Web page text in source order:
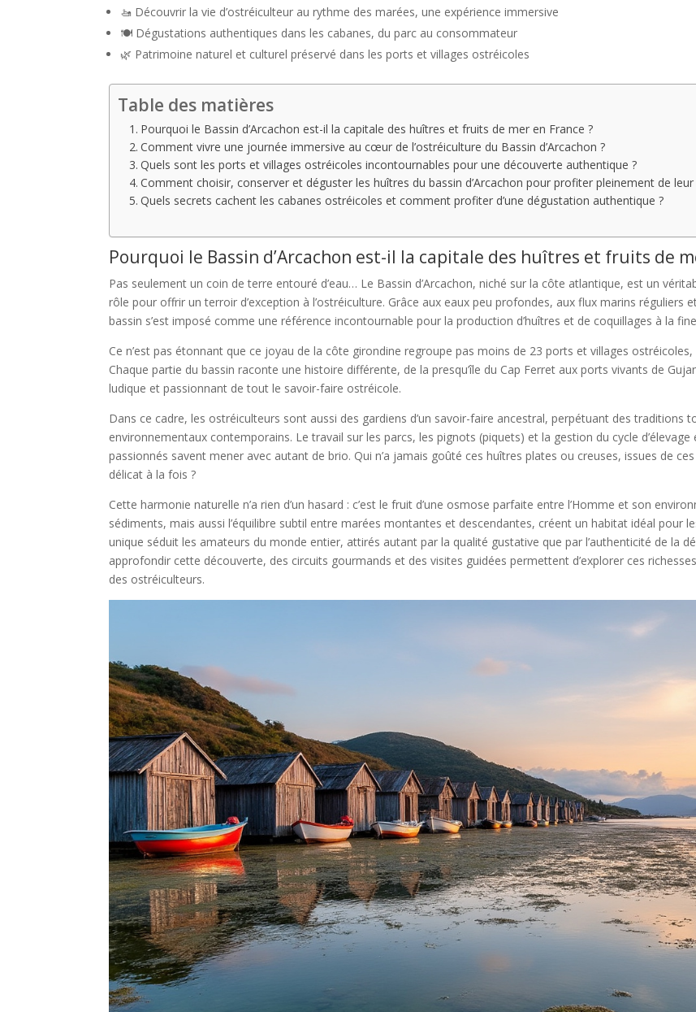
🚤 Découvrir la vie d’ostréiculteur au rythme des marées, une expérience immersive
🍽️ Dégustations authentiques dans les cabanes, du parc au consommateur
🌿 Patrimoine naturel et culturel préservé dans les ports et villages ostréicoles
Table des matières
Pourquoi le Bassin d’Arcachon est-il la capitale des huîtres et fruits de mer en France ?
Comment vivre une journée immersive au cœur de l’ostréiculture du Bassin d’Arcachon ?
Quels sont les ports et villages ostréicoles incontournables pour une découverte authentique ?
Comment choisir, conserver et déguster les huîtres du bassin d’Arcachon pour profiter pleinement de
Quels secrets cachent les cabanes ostréicoles et comment profiter d’une dégustation authentique ?
Pourquoi le Bassin d’Arcachon est-il la capitale des huîtres et fruits de
Pas seulement un coin de terre entouré d’eau… Le Bassin d’Arcachon, niché sur la côte atlantique, est un
rôle pour offrir un terroir d’exception à l’ostréiculture. Grâce aux eaux peu profondes, aux flux marins réguliers
bassin s’est imposé comme une référence incontournable pour la production d’huîtres et de coquillages à la
Ce n’est pas étonnant que ce joyau de la côte girondine regroupe pas moins de 23 ports et villages
Chaque partie du bassin raconte une histoire différente, de la presqu’île du Cap Ferret aux ports vivants de
ludique et passionnant de tout le savoir-faire ostréicole.
Dans ce cadre, les ostréiculteurs sont aussi des gardiens d’un savoir-faire ancestral, perpétuant des traditions
environnementaux contemporains. Le travail sur les parcs, les pignots (piquets) et la gestion du cycle
passionnés savent mener avec autant de brio. Qui n’a jamais goûté ces huîtres plates ou creuses, issues de
délicat à la fois ?
Cette harmonie naturelle n’a rien d’un hasard : c’est le fruit d’une osmose parfaite entre l’Homme et son
sédiments, mais aussi l’équilibre subtil entre marées montantes et descendantes, créent un habitat idéal pour
unique séduit les amateurs du monde entier, attirés autant par la qualité gustative que par l’authenticité de la
approfondir cette découverte, des circuits gourmands et des visites guidées permettent d’explorer ces
des ostréiculteurs.